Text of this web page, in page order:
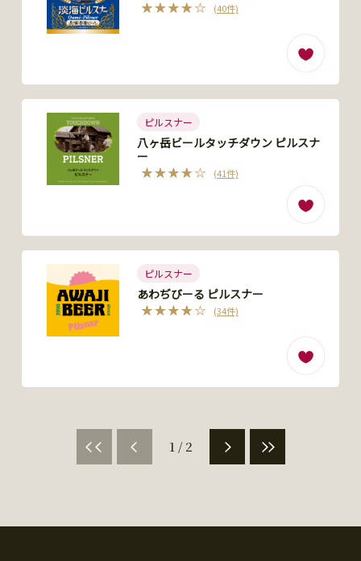
(40件)
ピルスナー
八ヶ岳ビールタッチダウン ピルスナ
ー
(41件)
ピルスナー
あわぢびーる ピルスナー
(34件)
1 / 2